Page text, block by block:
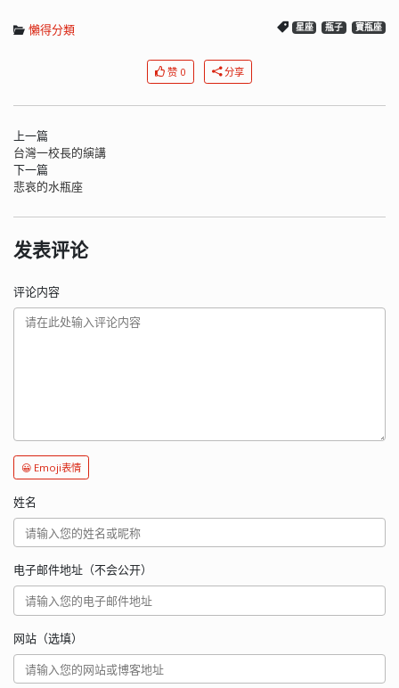
懶得分類 星座 瓶子 寶瓶座
赞 0 分享
上一篇
台灣一校長的縯講
下一篇
悲哀的水瓶座
发表评论
评论内容
😀 Emoji表情
姓名
电子邮件地址（不会公开）
网站（选填）